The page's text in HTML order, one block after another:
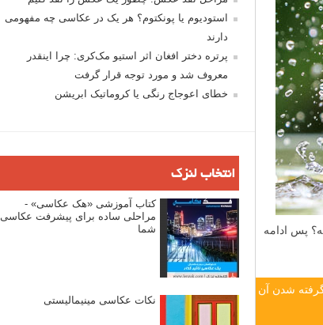
پس ادامه
شدن آن
استودیوم یا پونکتوم؟ هر یک در عکاسی چه مفهومی
دارند
پرتره دختر افغان اثر استیو مک‌کری: چرا اینقدر
معروف شد و مورد توجه قرار گرفت
خطای اعوجاج رنگی یا کروماتیک ابریشن
انتخاب لنزک
کتاب آموزشی «هک عکاسی» -
مراحلی ساده برای پیشرفت عکاسی
شما
نکات عکاسی مینیمالیستی